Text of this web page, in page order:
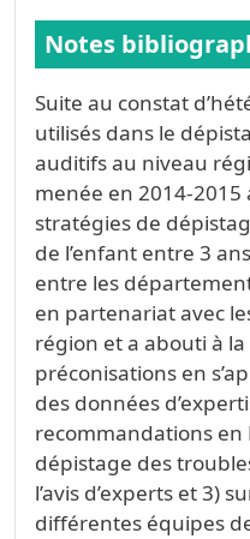
Notes
Suite au constat
utilisés dans le
auditifs au niveau
menée en 2014-2015
stratégies de
de l’enfant entre 3
entre les
en partenariat avec
région et a abouti à
préconisations en
des données
recommandations en
dépistage des
l’avis d’experts et 3)
différentes équipes